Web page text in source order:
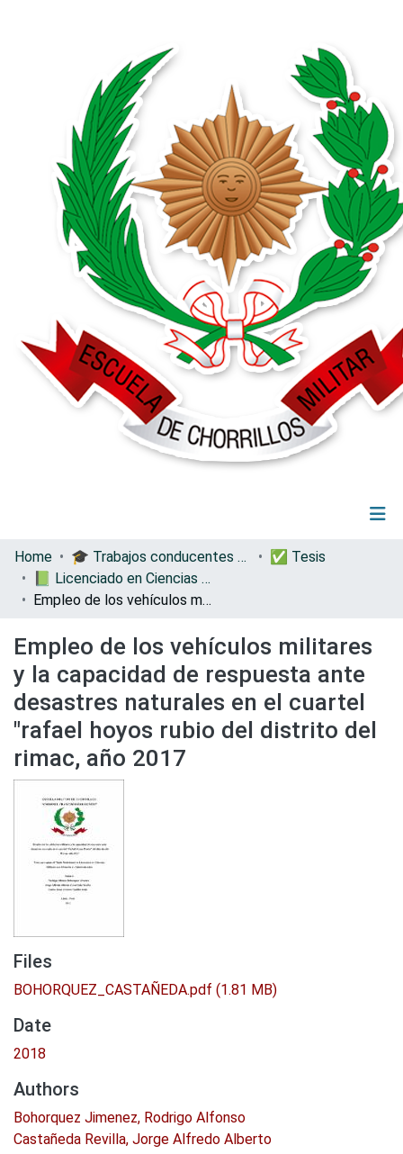
(current)
Communities & Collections
All of DSpace
Statistics
Home 🎓 Trabajos conducentes a grados y títulos
✅ Tesis
📗 Licenciado en Ciencias Militares con Mención en Administración
Empleo de los vehículos militares y la capacidad de respuesta ante desastres naturales en el cuartel "rafael hoyos rubio del distrito del rimac, año 2017
Empleo de los vehículos militares
y la capacidad de respuesta ante
desastres naturales en el cuartel
"rafael hoyos rubio del distrito del
rimac, año 2017
Files
BOHORQUEZ_CASTAÑEDA.pdf (1.81 MB)
Date
2018
Authors
Bohorquez Jimenez, Rodrigo Alfonso
Castañeda Revilla, Jorge Alfredo Alberto